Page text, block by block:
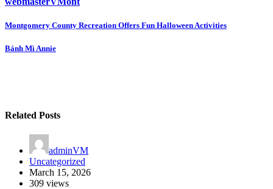
Post
navigation
Montgomery County Recreation Offers Fun Halloween Activities
Bánh Mì Annie
Related Posts
adminVM
Uncategorized
March 15, 2026
309 views